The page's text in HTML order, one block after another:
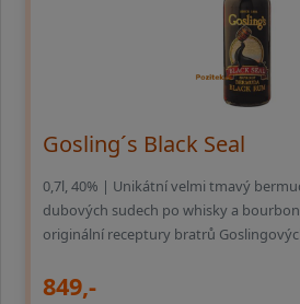
Gosling´s Black Seal
0,7l, 40% | Unikátní velmi tmavý
dubových sudech po whisky a
originální receptury bratrů
849,-